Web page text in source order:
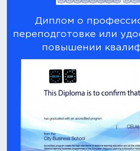
Нейросети для
руководителей